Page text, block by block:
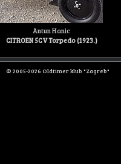
Antun Hanic
CITROEN 5CV Torpedo (1923.)
© 2005-2026 Oldtimer klub "Zagreb"